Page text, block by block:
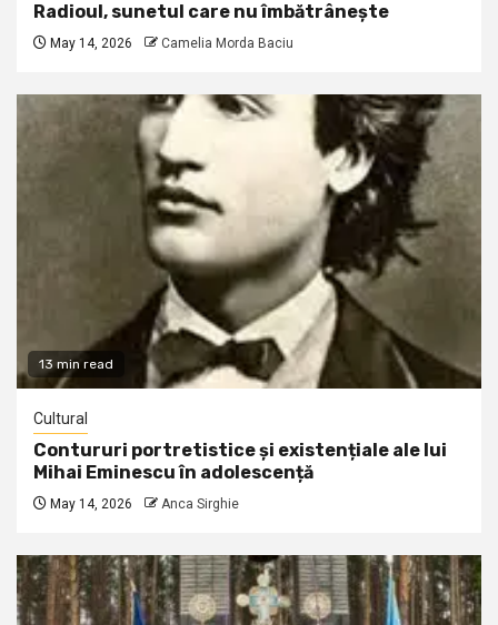
Radioul, sunetul care nu îmbătrânește
May 14, 2026 Camelia Morda Baciu
13 min read
Cultural
Contururi portretistice și existențiale ale lui
Mihai Eminescu în adolescență
May 14, 2026 Anca Sirghie